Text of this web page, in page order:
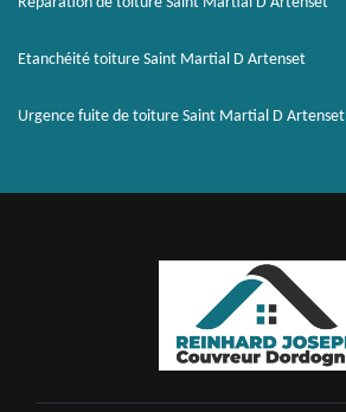
Etanchéité toiture Saint Martial D Artenset
Urgence fuite de toiture Saint Martial D Artenset